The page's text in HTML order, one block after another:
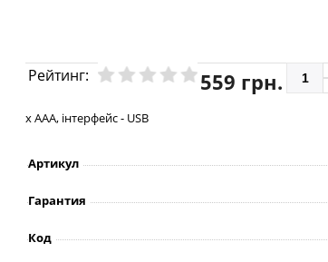
Рейтинг: 559 грн.
х AAA, інтерфейс - USB
Артикул
Гарантия
Код